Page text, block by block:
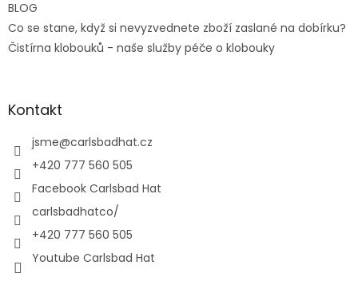
BLOG
Co se stane, když si nevyzvednete zboží zaslané na dobírku?
Čistírna klobouků - naše služby péče o klobouky
Kontakt
jsme@carlsbadhat.cz
+420 777 560 505
Facebook Carlsbad Hat
carlsbadhatco/
+420 777 560 505
Youtube Carlsbad Hat